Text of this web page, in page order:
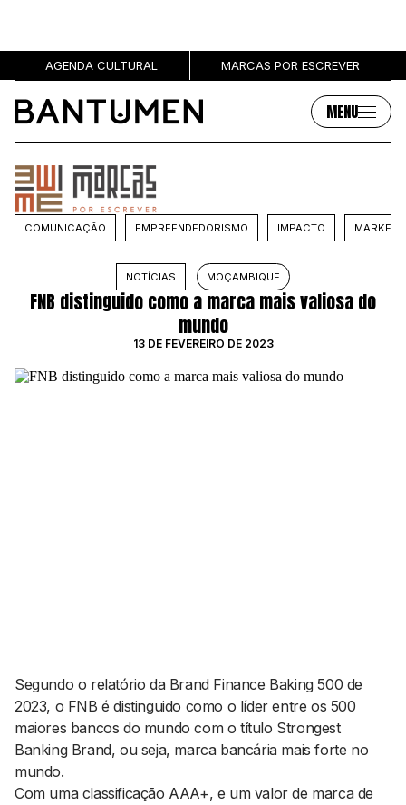
AGENDA CULTURAL MARCAS POR ESCREVER
MENU
Artigos
MÚSICA
SOCIEDADE
ENTREVISTAS
PUBLICIDADE
MARCAS
+351 912 127 577
Pesquisar
COMUNICAÇÃO EMPREENDEDORISMO IMPACTO
NOTÍCIAS MOÇAMBIQUE
FNB distinguido como a marca mais valiosa do
mundo
13 DE FEVEREIRO DE 2023
Segundo o relatório da Brand Finance Baking 500 de
2023, o FNB é distinguido como o líder entre os 500
maiores bancos do mundo com o título Strongest
Banking Brand, ou seja, marca bancária mais forte no
mundo.
Com uma classificação AAA+, e um valor de marca de